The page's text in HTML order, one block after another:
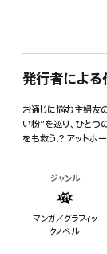
発行者によ
お通じに悩む主婦友
い粉”を巡り、ひと
をも救う!? アットホ
ジャンル
マンガ／グラフィッ
クノベル